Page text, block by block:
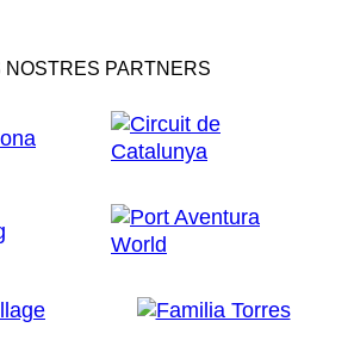
NOSTRES PARTNERS